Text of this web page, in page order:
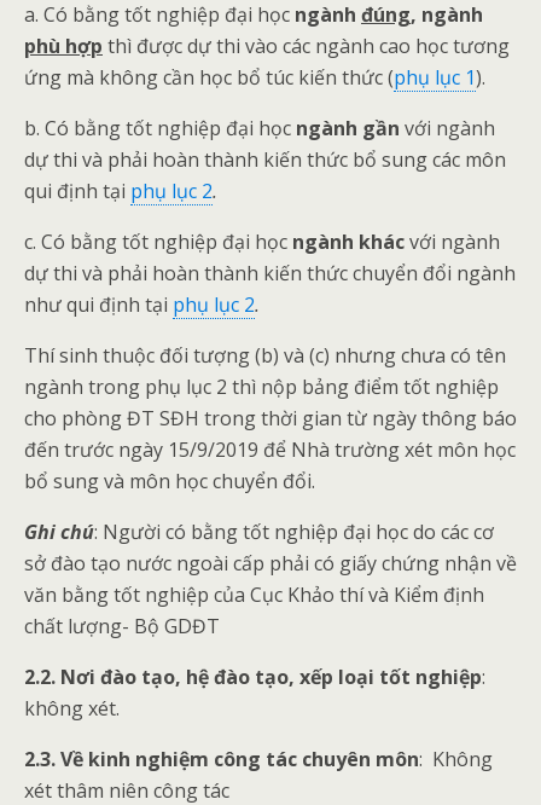
a. Có bằng tốt nghiệp đại học ngành đúng, ngành
phù hợp thì được dự thi vào các ngành cao học tương
ứng mà không cần học bổ túc kiến thức (phụ lục 1).
b. Có bằng tốt nghiệp đại học ngành gần với ngành
dự thi và phải hoàn thành kiến thức bổ sung các môn
qui định tại phụ lục 2.
c. Có bằng tốt nghiệp đại học ngành khácvới ngành
dự thi và phải hoàn thành kiến thức chuyển đổi ngành
như qui định tại phụ lục 2.
Thí sinh thuộc đối tượng (b) và (c) nhưng chưa có tên
ngành trong phụ lục 2 thì nộp bảng điểm tốt nghiệp
cho phòng ĐT SĐH trong thời gian từ ngày thông báo
đến trước ngày 15/9/2019 để Nhà trường xét môn học
bổ sung và môn học chuyển đổi.
Ghi chú: Người có bằng tốt nghiệp đại học do các cơ
sở đào tạo nước ngoài cấp phải có giấy chứng nhận về
văn bằng tốt nghiệp của Cục Khảo thí và Kiểm định
chất lượng- Bộ GDĐT
2.2. Nơi đào tạo, hệ đào tạo, xếp loại tốt nghiệp:
không xét.
2.3. Về kinh nghiệm công tác chuyên môn: Không
xét thâm niên công tác